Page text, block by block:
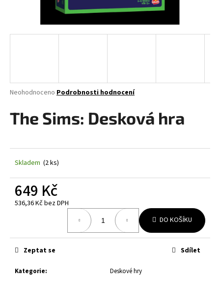
Průměrné
produktu
5
hvězdiček.
Neohodnoceno Podrobnosti hodnocení
The Sims: Desková hra
Skladem (2 ks)
649 Kč
536,36 Kč bez DPH
DO KOŠÍKU
Kategorie: Deskové hry
Zeptat se Sdílet
í
HLEDAT
o
p
o